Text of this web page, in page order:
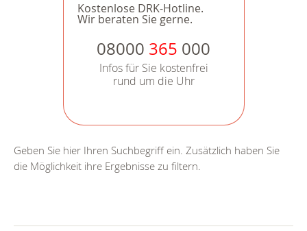
Kostenlose DRK-Hotline.
Wir beraten Sie gerne.
08000 365 000
Infos für Sie kostenfrei
rund um die Uhr
Geben Sie hier Ihren Suchbegriff ein. Zusätzlich haben Sie
die Möglichkeit ihre Ergebnisse zu filtern.